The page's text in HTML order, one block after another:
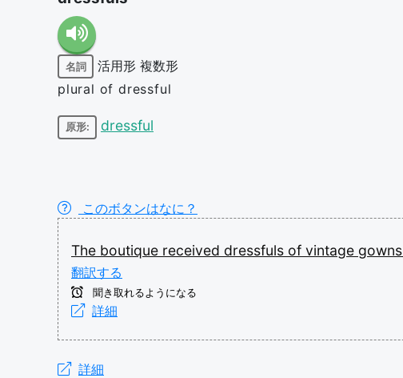
名詞 活用形 複数形
plural of dressful
原形: dressful
このボタンはなに？
The boutique received dressfuls of vintage gowns
翻訳する
聞き取れるようになる
詳細
詳細